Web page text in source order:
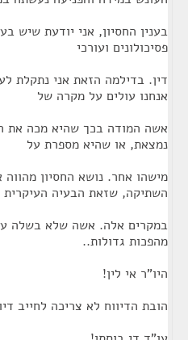
בענין החסיון, אני יודעת שיש
פסיכולונים ועורכי
דין. בדילמה הזאת אני נתקלת
אנחנו עולים על מקרה של
אשה המודה בכך שהיא מכה את
נמצאת, או שהיא מספרת על
מישהו אחר. נושא החסיון
השתיקה, שזאת הבעיה העיקרית
במקרים אלה. אשה שלא בשלה
מהפכות גדולות..
היו"ר אי לין!
הובת הדיווח לא צריכה לחייב